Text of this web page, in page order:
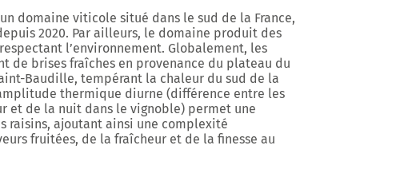
domaine viticole situé dans le sud de la France,
2020. Par ailleurs, le domaine produit des
l’environnement. Globalement, les
de brises fraîches en provenance du plateau du
Baudille, tempérant la chaleur du sud de la
thermique diurne (différence entre les
et de la nuit dans le vignoble) permet une
raisins, ajoutant ainsi une complexité
fruitées, de la fraîcheur et de la finesse au